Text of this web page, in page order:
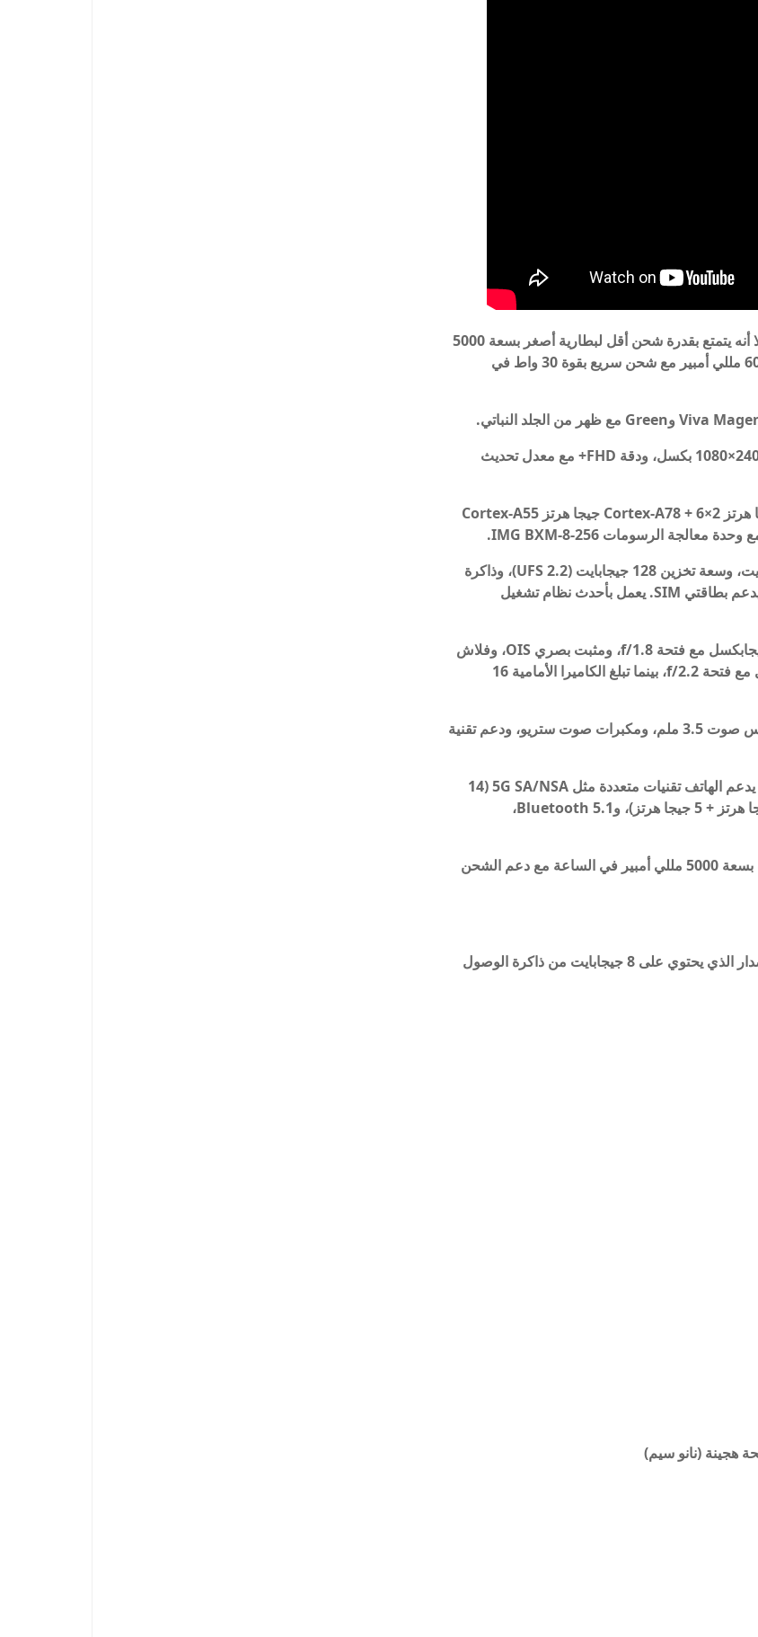
وعلى الرغم من تشابه مواصفاته تقريبًا مع النسخة الهندية، إلا أنه يتمتع بقدرة شحن أقل لبطارية أصغر بسعة 5000
مللي أمبير مع شحن سريع بقوة 15 واط، مقارنة ببطارية 6000 مللي أمبير مع شحن سريع بقوة 30 واط في
ويتميز الهاتف بشاشة LCD بحجم 6.5 بوصة، وجودة عرض 2400×1080 بكسل، ودقة FHD+ مع معدل تحديث
من حيث الأداء، يعمل الهاتف بمعالج ثماني النواة (2×2.2 جيجا هرتز Cortex-A78 + 6×2 جيجا هرتز Cortex-A55
يتم إقرانه بذاكرة وصول عشوائي LPDDR4x بسعة 8 جيجابايت، وسعة تخزين 128 جيجابايت (UFS 2.2)، وذاكرة
قابلة للتوسيع حتى 1 تيرابايت باستخدام بطاقة microSD، ويدعم بطاقتي SIM. يعمل بأحدث نظام تشغيل
وفيما يتعلق بالكاميرا، يتميز الهاتف بكاميرا خلفية بدقة 50 ميجابكسل مع فتحة f/1.8، ومثبت بصري OIS، وفلاش
LED، وكاميرا واسعة جدًا لاستشعار العمق بدقة 8 ميجابكسل مع فتحة f/2.2، بينما تبلغ الكاميرا الأمامية 16
مستشعر بصمة الإصبع مثبت على الجانب، ويحتوي على مقبس صوت 3.5 ملم، ومكبرات صوت ستريو، ودعم تقنية
أبعاد الهاتف 161.56×73.82×8.04 ملم، ووزنه 179.7 جرام. يدعم الهاتف تقنيات متعددة مثل 5G SA/NSA (14
نطاق 5G)، وDual 4G VoLTE، وWi-Fi 802.11 ac (2.4 جيجا هرتز + 5 جيجا هرتز)، وBluetooth 5.1،
يعمل هاتف Motorola g54 5G ببطارية ليثيوم بوليمر كبيرة بسعة 5000 مللي أمبير في الساعة مع دعم الشحن
سعر Motorola g54 5G (150 دولارًا أمريكيًا) مخصص للإصدار الذي يحتوي على 8 جيجابايت من ذاكرة الوصول